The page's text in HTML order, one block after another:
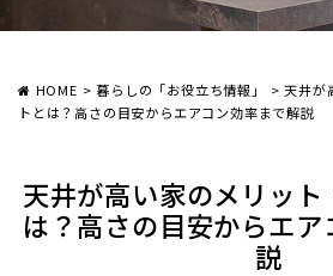
HOME >暮らしの「お役立ち情報」 >天井が
トとは？高さの目安からエアコン効率まで解説
天井が高い家のメリット
は？高さの目安からエ
説